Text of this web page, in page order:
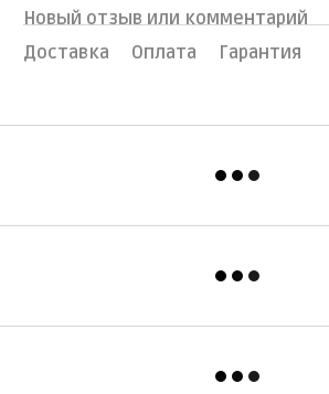
Новый отзыв или комментарий
Доставка
Оплата Гарантия